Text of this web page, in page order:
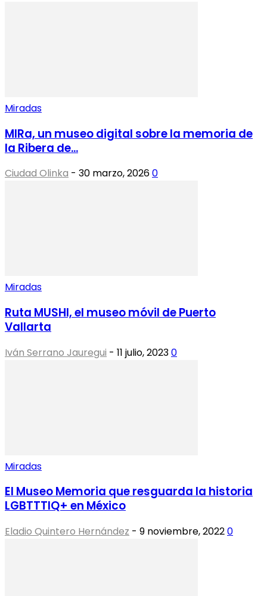
Miradas
MIRa, un museo digital sobre la memoria de
la Ribera de...
Ciudad Olinka - 30 marzo, 20260
Miradas
Ruta MUSHI, el museo móvil de Puerto
Vallarta
Iván Serrano Jauregui - 11 julio, 20230
Miradas
El Museo Memoria que resguarda la historia
LGBTTTIQ+ en México
Eladio Quintero Hernández - 9 noviembre, 20220